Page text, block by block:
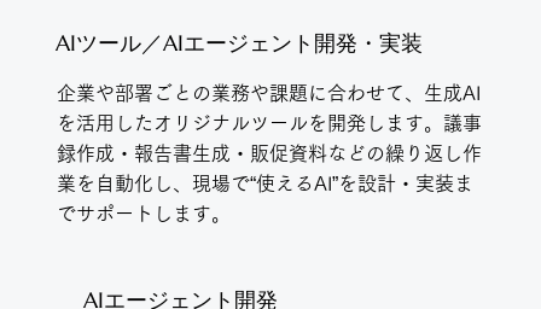
AIツール／AIエージェント開発・実装
企業や部署ごとの業務や課題に合わせて、生成AI
を活用したオリジナルツールを開発します。議事
録作成・報告書生成・販促資料などの繰り返し作
業を自動化し、現場で“使えるAI”を設計・実装ま
でサポートします。
AIエージェント開発